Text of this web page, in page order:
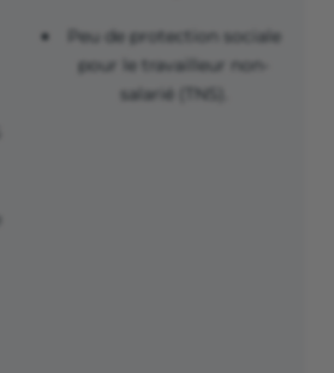
Peu de protection sociale
pour le travailleur non-
salarié (TNS).